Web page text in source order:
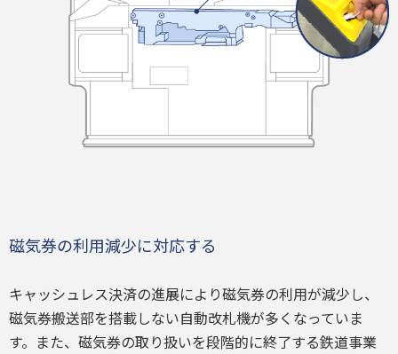
磁気券の利用減少に対応する
キャッシュレス決済の進展により磁気券の利用が減少し、
磁気券搬送部を搭載しない自動改札機が多くなっていま
す。また、磁気券の取り扱いを段階的に終了する鉄道事業